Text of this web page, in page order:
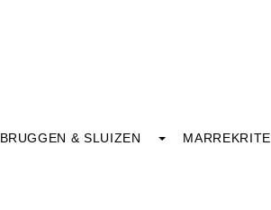
BRUGGEN & SLUIZEN MARREKRITE